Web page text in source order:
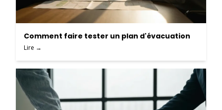
Comment faire tester un plan d'évacuation
Lire →